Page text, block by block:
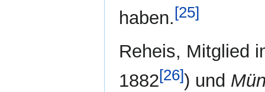
haben.[25]
Reheis, Mitglied
1882[26]) und